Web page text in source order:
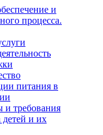
и
процесса.
питания в
и требования
детей и их